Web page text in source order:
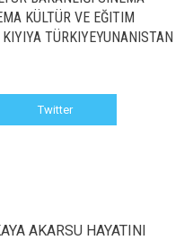
KÜLTÜR VE EĞITIM
TÜRKIYEYUNANISTAN
Twitter
AKARSU HAYATINI